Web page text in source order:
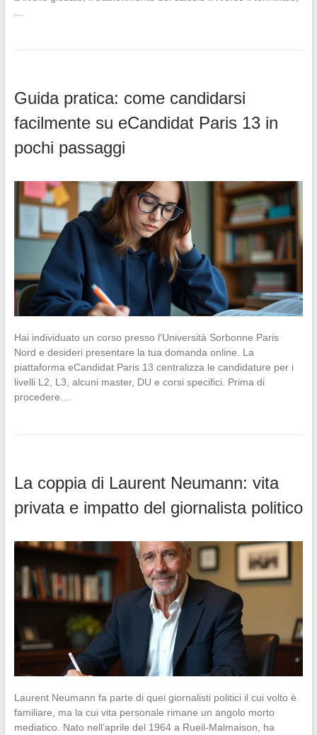
Guida pratica: come candidarsi
facilmente su eCandidat Paris 13 in
pochi passaggi
Hai individuato un corso presso l’Università Sorbonne Paris
Nord e desideri presentare la tua domanda online. La
piattaforma eCandidat Paris 13 centralizza le candidature per i
livelli L2, L3, alcuni master, DU e corsi specifici. Prima di
procedere…
La coppia di Laurent Neumann: vita
privata e impatto del giornalista politico
Laurent Neumann fa parte di quei giornalisti politici il cui volto è
familiare, ma la cui vita personale rimane un angolo morto
mediatico. Nato nell’aprile del 1964 a Rueil-Malmaison, ha